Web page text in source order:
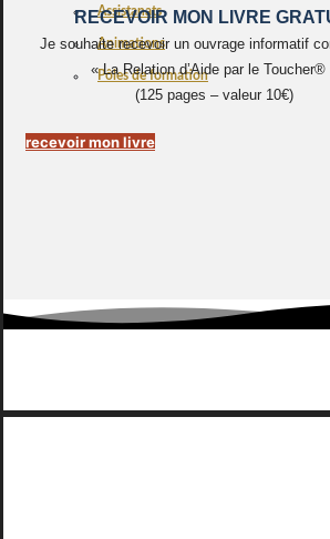
Assistanats
Animations
Pôles de formation
RECEVOIR MON LIVRE
Je souhaite recevoir un ouvrage informatif
« La Relation d’Aide par le Toucher®
(125 pages – valeur 10€)
recevoir mon livre